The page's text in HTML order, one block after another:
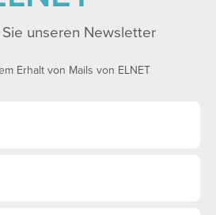
unseren Newsletter
Erhalt von Mails von ELNET